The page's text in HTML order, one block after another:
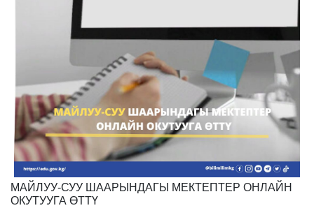
МАЙЛУУ-СУУ ШААРЫНДАГЫ МЕКТЕПТЕР ОНЛАЙН
ОКУТУУГА ӨТТҮ